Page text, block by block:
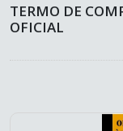
TERMO DE
OFICIAL